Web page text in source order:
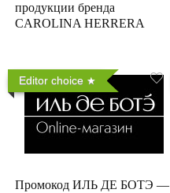
продукции бренда
CAROLINA HERRERA
Editor choice
Промокод ИЛЬ ДЕ БОТЭ —